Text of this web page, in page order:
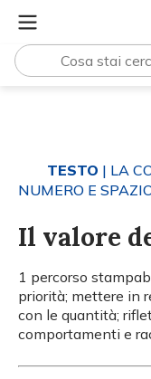
TESTO | LA
NUMERO E
Il valore
1 percorso
priorità; mettere in
con le quantità;
comportamenti e